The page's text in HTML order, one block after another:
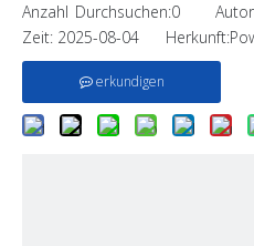
Anzahl Durchsuchen:0
Zeit: 2025-08-04 Herkunft:
erkundigen